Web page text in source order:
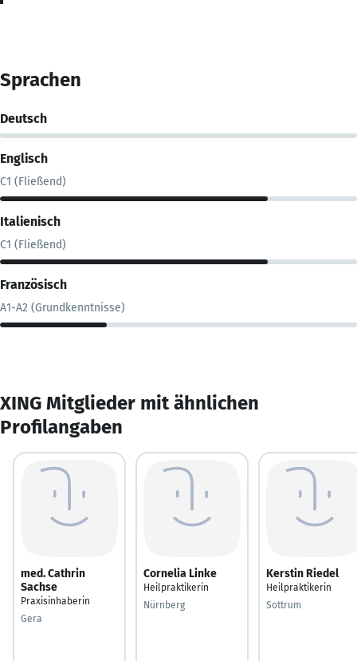
Sprachen
Deutsch
Englisch
C1 (Fließend)
Italienisch
C1 (Fließend)
Französisch
A1-A2 (Grundkenntnisse)
XING Mitglieder mit ähnlichen
Profilangaben
med. Cathrin
Sachse
Praxisinhaberin
Gera
Cornelia Linke
Heilpraktikerin
Nürnberg
Kerstin Riedel
Heilpraktikerin
Sottrum